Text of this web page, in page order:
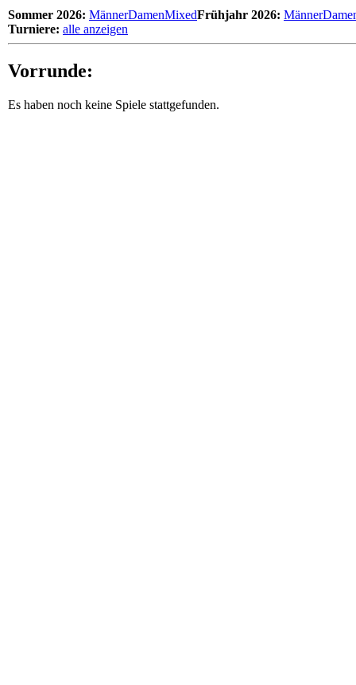
Sommer 2026: MännerDamenMixedFrühjahr 2026: Männer
Turniere: alle anzeigen
Vorrunde:
Es haben noch keine Spiele stattgefunden.